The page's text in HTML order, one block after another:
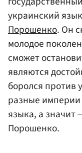
украинский
Порошенко. Он
молодое
сможет
являются
боролся против
разные
языка, а
Порошенко.